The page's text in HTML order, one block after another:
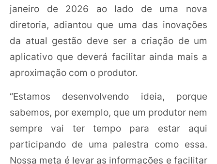
janeiro de 2026 ao lado de uma nova
diretoria, adiantou que uma das inovações
da atual gestão deve ser a criação de um
aplicativo que deverá facilitar ainda mais a
aproximação com o produtor.
“Estamos desenvolvendo ideia, porque
sabemos, por exemplo, que um produtor nem
sempre vai ter tempo para estar aqui
participando de uma palestra como essa.
Nossa meta é levar as informações e facilitar